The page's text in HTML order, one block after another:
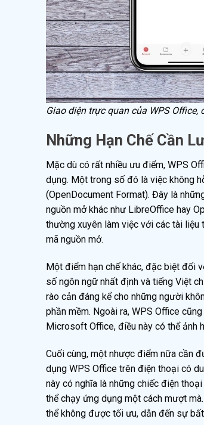
Giao diện trực quan của WPS
Những Hạn Chế Cần
Mặc dù có rất nhiều ưu điểm, WPS
dụng. Một trong số đó là việc không
(OpenDocument Format). Đây là
nguồn mở khác như LibreOffice hay
thường xuyên làm việc với các tài liệu
mã nguồn mở.
Một điểm hạn chế khác, đặc biệt đối
số ngôn ngữ nhất định và tiếng Việt
rào cản đáng kể cho những người
phần mềm. Ngoài ra, WPS Office
Microsoft Office, điều này có thể ảnh
Cuối cùng, một nhược điểm nữa cần
dụng WPS Office trên điện thoại có
này có nghĩa là những chiếc điện
thể chạy ứng dụng một cách mượt
thể không được tối ưu, dẫn đến sự